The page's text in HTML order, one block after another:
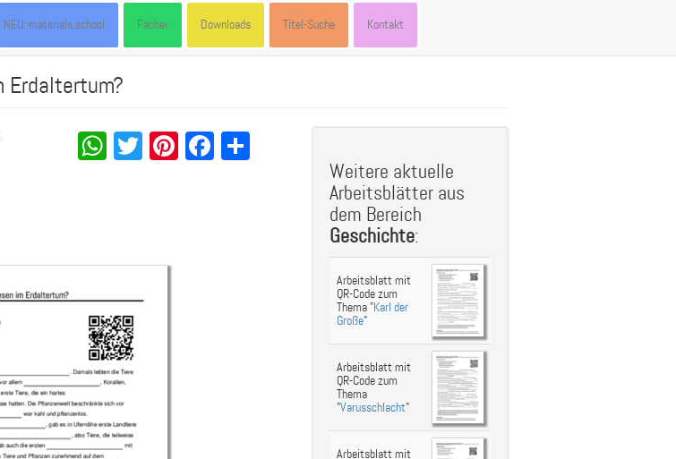
NEU: materials.school Fächer Downloads Titel-Suche Kontakt
WhatsApp
Twitter
Pinterest
Facebook
Share
Weitere aktuelle
Arbeitsblätter aus
dem Bereich
Geschichte:
Arbeitsblatt mit
QR-Code zum
Thema "Karl der
Große"
Arbeitsblatt mit
QR-Code zum
Thema
"Varusschlacht"
Arbeitsblatt mit